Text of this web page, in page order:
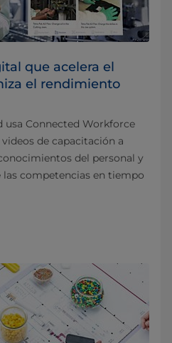
que acelera el
el rendimiento
usa Connected Workforce
de capacitación a
del personal y
competencias en tiempo